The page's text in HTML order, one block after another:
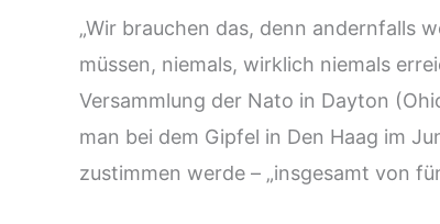
„Wir brauchen das, denn andernfalls
müssen, niemals, wirklich niemals
Versammlung der Nato in Dayton
man bei dem Gipfel in Den Haag im
zustimmen werde – „insgesamt von